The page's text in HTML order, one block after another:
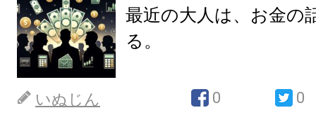
最近の大人は、お金の
る。
いぬじん 0 0